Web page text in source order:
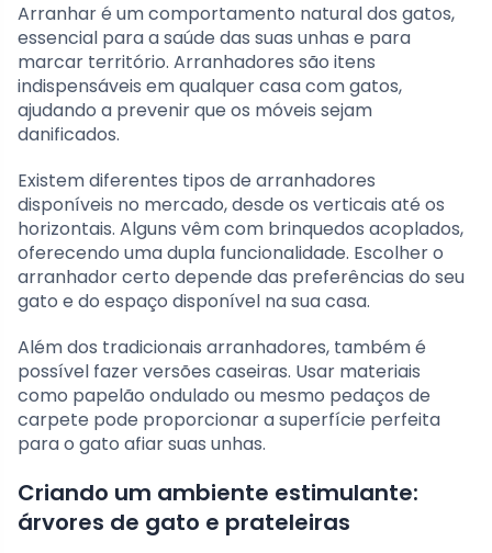
Arranhar é um comportamento natural dos gatos,
essencial para a saúde das suas unhas e para
marcar território. Arranhadores são itens
indispensáveis em qualquer casa com gatos,
ajudando a prevenir que os móveis sejam
danificados.
Existem diferentes tipos de arranhadores
disponíveis no mercado, desde os verticais até os
horizontais. Alguns vêm com brinquedos acoplados,
oferecendo uma dupla funcionalidade. Escolher o
arranhador certo depende das preferências do seu
gato e do espaço disponível na sua casa.
Além dos tradicionais arranhadores, também é
possível fazer versões caseiras. Usar materiais
como papelão ondulado ou mesmo pedaços de
carpete pode proporcionar a superfície perfeita
para o gato afiar suas unhas.
Criando um ambiente estimulante:
árvores de gato e prateleiras